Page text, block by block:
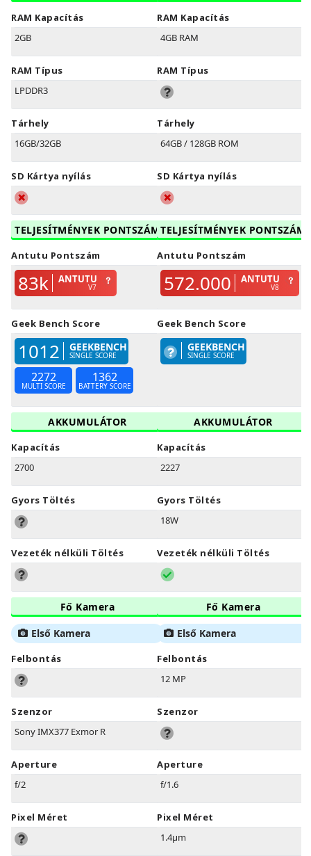
RAM Kapacítás
2GB
RAM Típus
LPDDR3
Tárhely
16GB/32GB
SD Kártya nyílás
TELJESÍTMÉNYEK PONTSZÁM
Antutu Pontszám
83k ANTUTU
V7
Geek Bench Score
1012 GEEKBENCH
SINGLE SCORE
2272
MULTI SCORE
1362
BATTERY SCORE
AKKUMULÁTOR
Kapacítás
2700
Gyors Töltés
Vezeték nélküli Töltés
Fő Kamera
Első Kamera
Felbontás
Szenzor
Sony IMX377 Exmor R
Aperture
f/2
Pixel Méret
RAM Kapacítás
4GB RAM
RAM Típus
Tárhely
64GB / 128GB ROM
SD Kártya nyílás
TELJESÍTMÉNYEK PONTSZÁM
Antutu Pontszám
572.000 ANTUTU
V8
Geek Bench Score
GEEKBENCH
SINGLE SCORE
AKKUMULÁTOR
Kapacítás
2227
Gyors Töltés
18W
Vezeték nélküli Töltés
Fő Kamera
Első Kamera
Felbontás
12 MP
Szenzor
Aperture
f/1.6
Pixel Méret
1.4µm